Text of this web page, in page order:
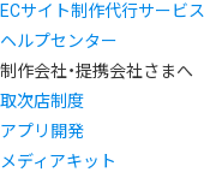
ECサイト制作代行サービス
ヘルプセンター
制作会社・提携会社さまへ
取次店制度
アプリ開発
メディアキット